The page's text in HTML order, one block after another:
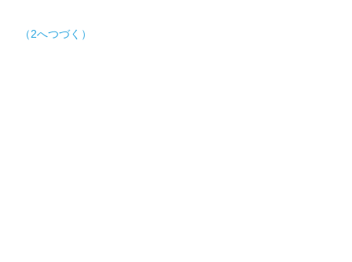
（2へつづく）